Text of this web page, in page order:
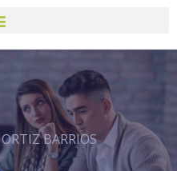
BARRIOS